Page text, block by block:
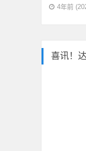
4年前
喜讯！